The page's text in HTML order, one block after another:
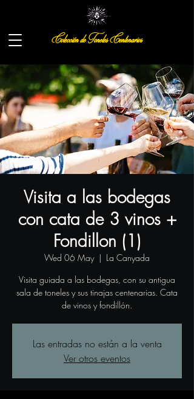
Colección de Toneles Centenarios
Visita a las bodegas
con cata de 3 vinos +
Fondillon (1)
Wed 06 May
  |
La Canyada
Visita guiada a las bodegas, con su antigua
sala de toneles y sus tinajas centenarias. Cata
de vinos y fondillón.
Las entradas no están a la venta
Ver otros eventos